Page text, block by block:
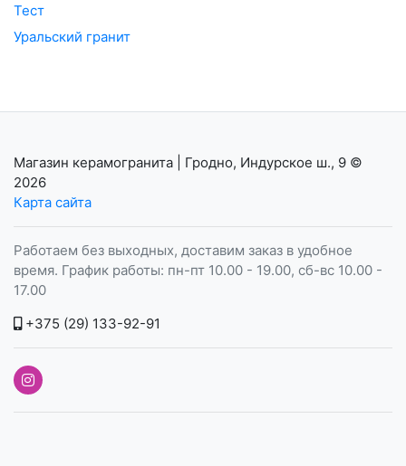
Тест
Уральский гранит
Магазин керамогранита | Гродно, Индурское ш., 9 ©
2026
Карта сайта
Работаем без выходных, доставим заказ в удобное
время. График работы: пн-пт 10.00 - 19.00, сб-вс 10.00 -
17.00
+375 (29) 133-92-91